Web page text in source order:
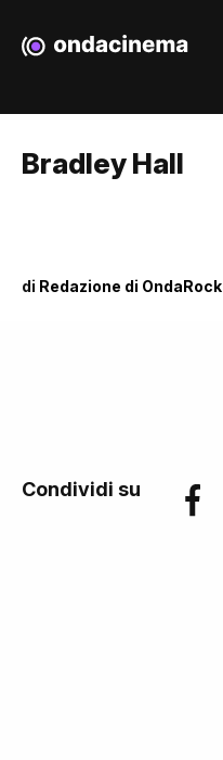
Bradley Hall
di Redazione di OndaRock
Condividi su